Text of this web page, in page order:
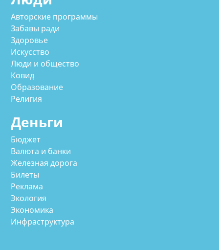
Авторские программы
Забавы ради
Здоровье
Искусство
Люди и общество
Ковид
Образование
Религия
Деньги
Бюджет
Валюта и банки
Железная дорога
Билеты
Реклама
Экология
Экономика
Инфраструктура